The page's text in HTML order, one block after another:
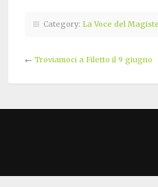
Category: La Voce del
← Troviamoci a Filetto il 9 giugno